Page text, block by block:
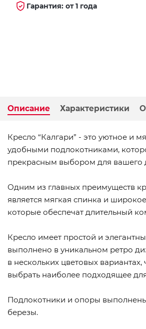
Гарантия: от 1 года
Описание Характеристики
Кресло “Калгари” - это уютное и
удобными подлокотниками,
прекрасным выбором для вашего
Одним из главных преимуществ
является мягкая спинка и
которые обеспечат длительный
Кресло имеет простой и
выполнено в уникальном ретро
в нескольких цветовых вариантах,
выбрать наиболее подходящее
Подлокотники и опоры
березы.